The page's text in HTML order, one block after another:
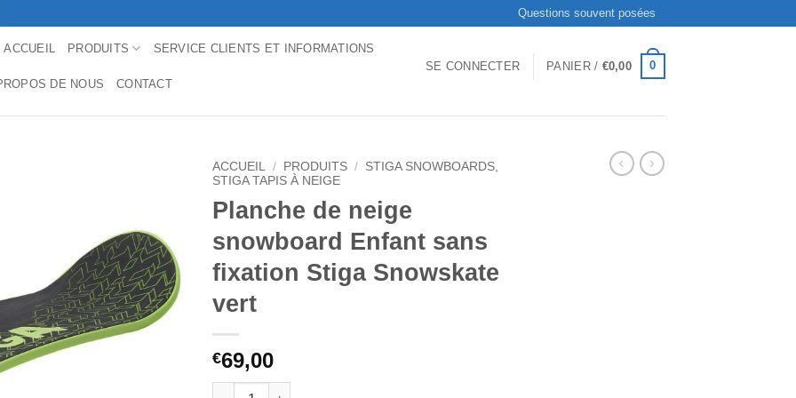
Questions souvent posées
ACCUEIL PRODUITS SERVICE CLIENTS ET INFORMATIONS
DE NOUS CONTACT
SE CONNECTER PANIER / €0,00 0
ACCUEIL / PRODUITS / STIGA SNOWBOARDS,
STIGA TAPIS À NEIGE
Planche de neige
snowboard Enfant sans
fixation Stiga Snowskate
vert
€69,00
quantité de Planche de neige snowboard Enfant sans fixation Stiga Snowskate vert